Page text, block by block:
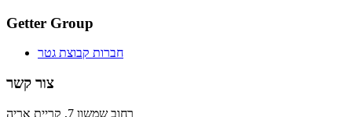
Getter Group
חברות קבוצת גטר
צור קשר
רחוב שמשון 7, קריית אריה